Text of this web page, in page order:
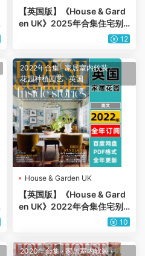
【英国版】《House & Gard
en UK》2025年合集住宅别
墅室内软装花园庭院设计杂志
12
2022年合集·家居室内软装·
花园种植园艺·英国
House & Garden UK
【英国版】《House & Gard
en UK》2022年合集住宅别
墅室内软装花园庭院设计杂志
10
2020年合集·家居室内软装·